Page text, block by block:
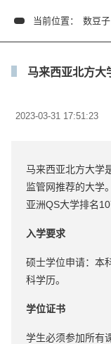
当前位置： 数豆子
马来西亚北方大
2023-03-31 17:51:23
马来西亚北方大学
监管网推荐的大学
亚洲QS大学排名
入学要求
硕士学位申请：本
科学历。
学位证书
学生必须参加所有